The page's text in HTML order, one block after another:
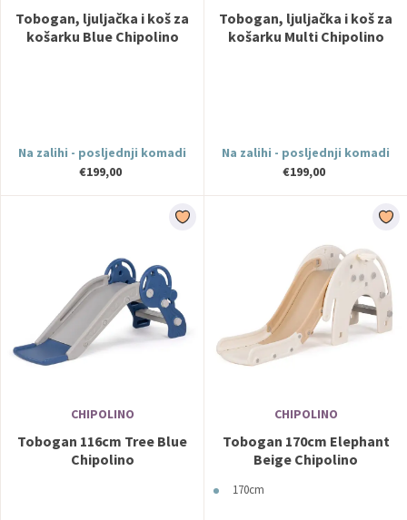
Tobogan, ljuljačka i koš za
košarku Blue Chipolino
Na zalihi - posljednji komadi
€199,00
Tobogan, ljuljačka i koš za
košarku Multi Chipolino
Na zalihi - posljednji komadi
€199,00
CHIPOLINO
Tobogan 116cm Tree Blue
Chipolino
CHIPOLINO
Tobogan 170cm Elephant
Beige Chipolino
170cm